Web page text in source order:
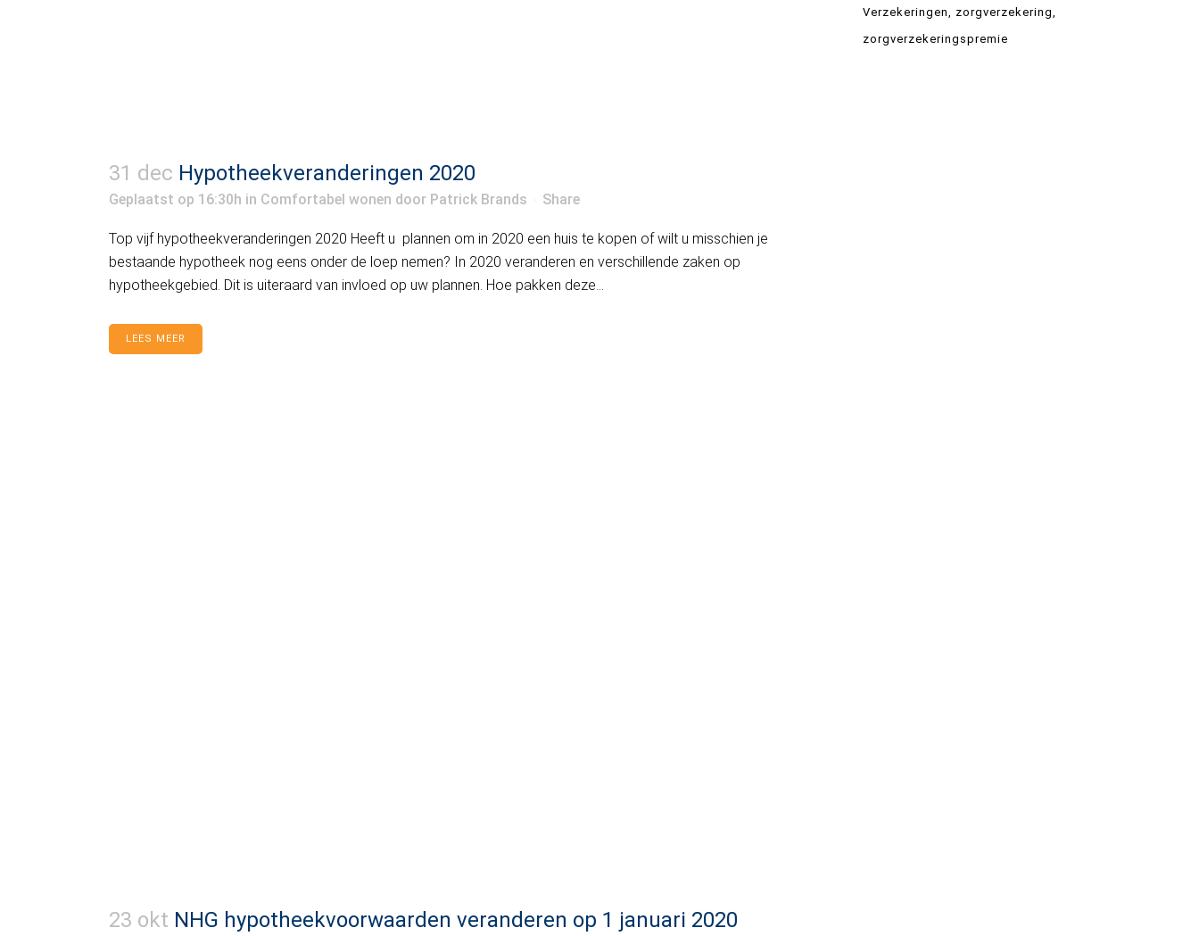
31 dec Hypotheekveranderingen 2020
Geplaatst op 16:30h in Comfortabel wonen door Patrick Brands Share
Top vijf hypotheekveranderingen 2020 Heeft u plannen om in 2020 een huis te kopen of wilt u misschien je
bestaande hypotheek nog eens onder de loep nemen? In 2020 veranderen en verschillende zaken op
hypotheekgebied. Dit is uiteraard van invloed op uw plannen. Hoe pakken deze...
LEES MEER
23 okt NHG hypotheekvoorwaarden veranderen op 1 januari 2020
Verzekeringen
zorgverzekering
zorgverzekeringspremie